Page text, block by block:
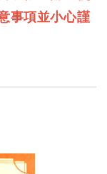
事項並小心謹